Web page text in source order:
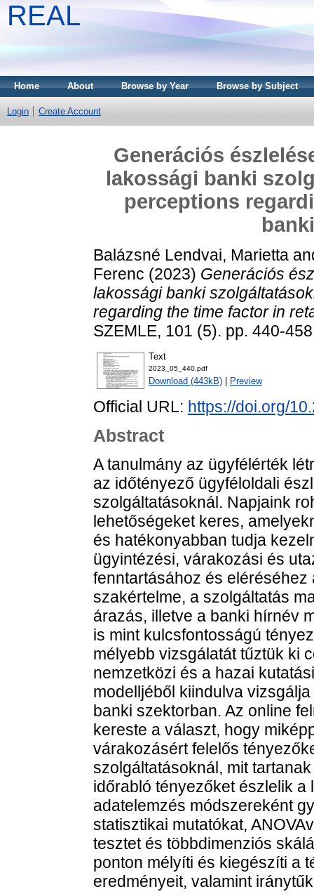
REAL
Home About Browse by Year Browse by Subject
Login Create Account
Generációs
lakossági banki
perceptions
Balázsné Lendvai, Marietta
Ferenc (2023) Generációs
lakossági banki
regarding the time factor in
SZEMLE, 101 (5). pp. 440-
Text
2023_05_440.pdf
Download (443kB) Preview
Official URL: https://doi.org/
Abstract
A tanulmány az ügyfélérték
az időtényező ügyféloldali
szolgáltatásoknál. Napjaink
lehetőségeket keres,
és hatékonyabban tudja
ügyintézési, várakozási és
fenntartásához és
szakértelme, a szolgáltatás
árazás, illetve a banki hírnév
is mint kulcsfontosságú
mélyebb vizsgálatát tűztük ki
nemzetközi és a hazai
modelljéből kiindulva
banki szektorban. Az online
kereste a választ, hogy
várakozásért felelős
szolgáltatásoknál, mit
időrabló tényezőket észlelik
adatelemzés módszereként
statisztikai mutatókat,
tesztet és többdimenziós
ponton mélyíti és kiegészíti a
eredményeit, valamint